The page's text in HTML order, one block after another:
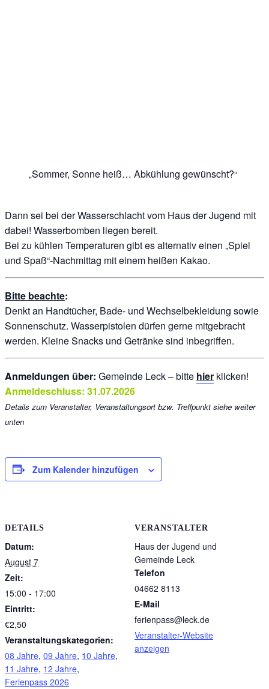
Sommer, Sonne heiß… Abkühlung gewünscht?
Dann sei bei der Wasserschlacht vom Haus der Jugend mit
dabei! Wasserbomben liegen bereit.
Bei zu kühlen Temperaturen gibt es alternativ einen „Spiel
und Spaß“-Nachmittag mit einem heißen Kakao.
Bitte beachte:
Denkt an Handtücher, Bade- und Wechselbekleidung sowie
Sonnenschutz. Wasserpistolen dürfen gerne mitgebracht
werden. Kleine Snacks und Getränke sind inbegriffen.
Anmeldungen über: Gemeinde Leck – bitte hier klicken!
Anmeldeschluss: 31.07.2026
Details zum Veranstalter, Veranstaltungsort bzw. Treffpunkt siehe weiter
unten
Zum Kalender hinzufügen
DETAILS
Datum:
August 7
Zeit:
15:00 - 17:00
Eintritt:
€2,50
Veranstaltungskategorien:
08 Jahre, 09 Jahre, 10 Jahre,
11 Jahre, 12 Jahre,
Ferienpass 2026
VERANSTALTER
Haus der Jugend und
Gemeinde Leck
Telefon
04662 8113
E-Mail
ferienpass@leck.de
Veranstalter-Website
anzeigen